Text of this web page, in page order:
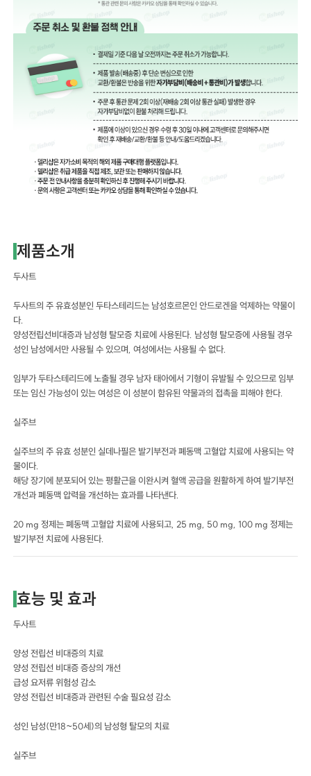
제품소개
두사트
두사트의 주 유효성분인 두타스테리드는 남성호르몬인 안드로겐을 억제하는 약물이
다.
양성전립선비대증과 남성형 탈모증 치료에 사용된다. 남성형 탈모증에 사용될 경우
성인 남성에서만 사용될 수 있으며, 여성에서는 사용될 수 없다.
임부가 두타스테리드에 노출될 경우 남자 태아에서 기형이 유발될 수 있으므로 임부
또는 임신 가능성이 있는 여성은 이 성분이 함유된 약물과의 접촉을 피해야 한다.
실주브
실주브의 주 유효 성분인 실데나필은 발기부전과 폐동맥 고혈압 치료에 사용되는 약
물이다.
해당 장기에 분포되어 있는 평활근을 이완시켜 혈액 공급을 원활하게 하여 발기부전
개선과 폐동맥 압력을 개선하는 효과를 나타낸다.
20 mg 정제는 폐동맥 고혈압 치료에 사용되고, 25 mg, 50 mg, 100 mg 정제는
발기부전 치료에 사용된다.
효능 및 효과
두사트
양성 전립선 비대증의 치료
양성 전립선 비대증 증상의 개선
급성 요저류 위험성 감소
양성 전립선 비대증과 관련된 수술 필요성 감소
성인 남성(만18~50세)의 남성형 탈모의 치료
실주브